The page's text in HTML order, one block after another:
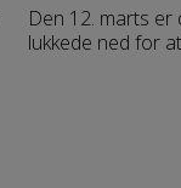
Den 12. marts
lukkede ned for